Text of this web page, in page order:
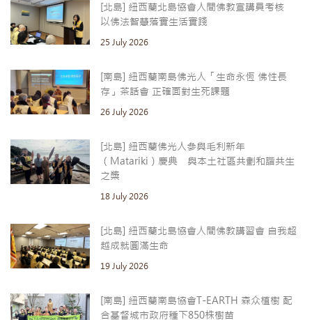
[北島] 紐西蘭北島協會人間佛教宣講員考核
以佛法智慧落實生活實踐
25 July 2026
[南島] 紐西蘭南島佛光人「生命永恆 佛性長
存」茶話會 正確面對生死課題
26 July 2026
[北島] 紐西蘭佛光人參與毛利新年
（Matariki）慶典 與本土社區共劃和諧共生
之槳
18 July 2026
[北島] 紐西蘭北島協會人間佛教講習會 自我超
越成就圓滿生命
19 July 2026
[南島] 紐西蘭南島協會T-EARTH 森众植樹 配
合基督城市政府種下850株樹苗